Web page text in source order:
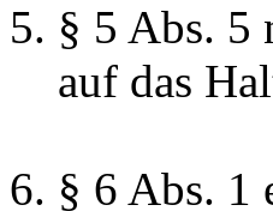
§ 5 Abs. 5
auf das
§ 6 Abs. 1